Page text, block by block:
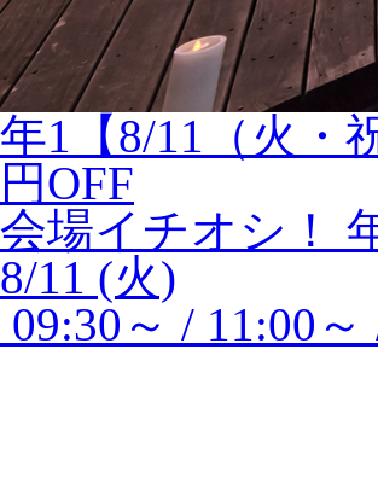
年1【8/11（火・
円OFF
会場イチオシ！
8/11 (火)
09:30～ / 11:00～